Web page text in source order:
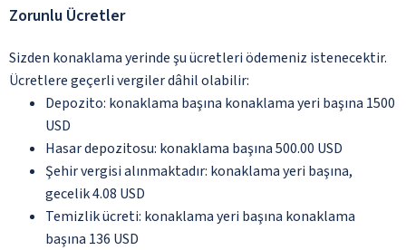
Zorunlu Ücretler
Sizden konaklama yerinde şu ücretleri ödemeniz istenecektir.
Ücretlere geçerli vergiler dâhil olabilir:
Depozito: konaklama başına konaklama yeri başına 1500
USD
Hasar depozitosu: konaklama başına 500.00 USD
Şehir vergisi alınmaktadır: konaklama yeri başına,
gecelik 4.08 USD
Temizlik ücreti: konaklama yeri başına konaklama
başına 136 USD